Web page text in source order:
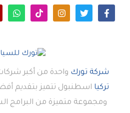
شركة تورك واحدة من أكبر
تركيا اسطنبول تتميز بتقديم
ومجموعة متميزة من البرامج